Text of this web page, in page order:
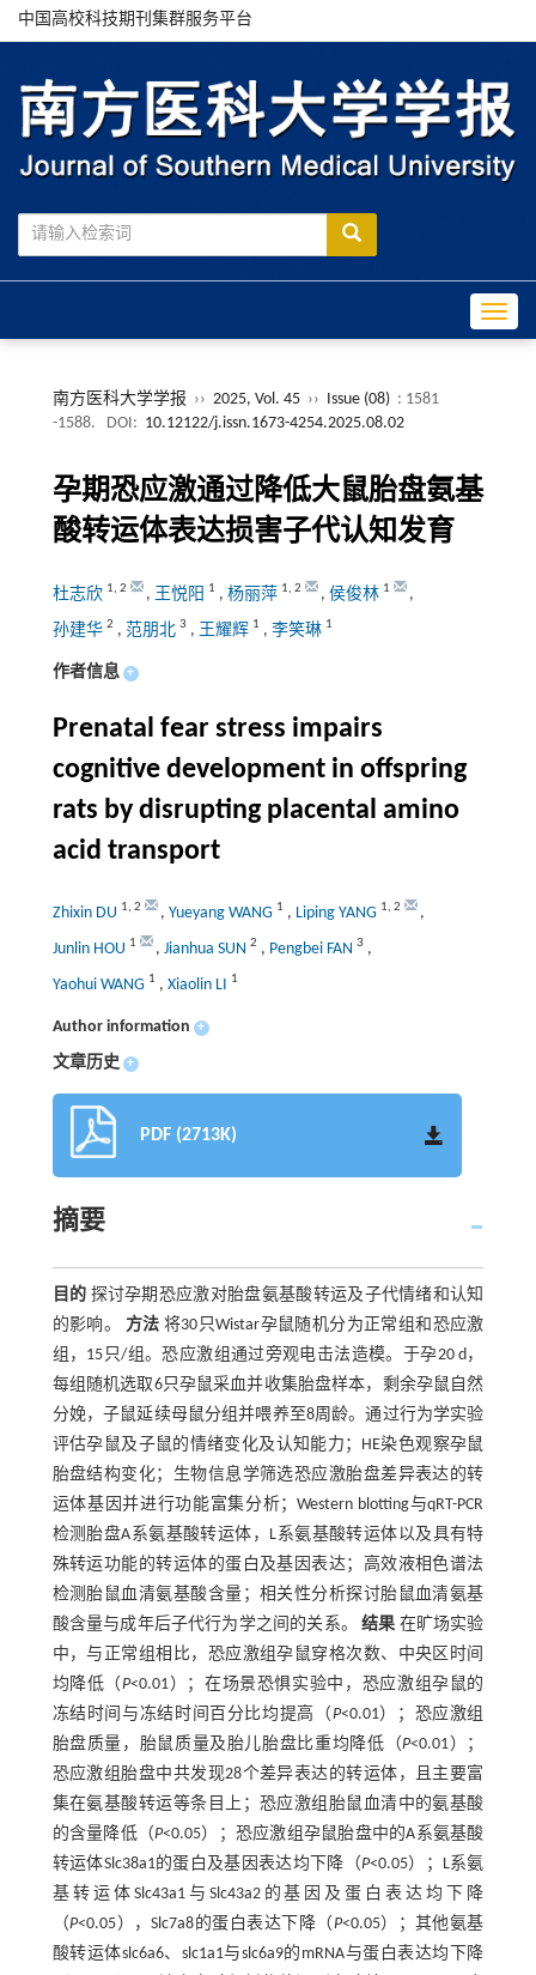
中国高校科技期刊集群服务平台
南方医科大学学报 ›› 2025, Vol. 45 ›› Issue (08) : 1581
-1588.
DOI: 10.12122/j.issn.1673-4254.2025.08.02
孕期恐应激通过降低大鼠胎盘氨基
酸转运体表达损害子代认知发育
杜志欣 1, 2 , 王悦阳 1 , 杨丽萍 1, 2 , 侯俊林 1
,
孙建华 2 , 范朋北 3 , 王耀辉 1 , 李笑琳 1
作者信息 +
Prenatal fear stress impairs
cognitive development in offspring
rats by disrupting placental amino
acid transport
Zhixin DU 1, 2 , Yueyang WANG 1 , Liping YANG 1, 2
,
Junlin HOU 1 , Jianhua SUN 2 , Pengbei FAN 3 ,
Yaohui WANG 1 , Xiaolin LI 1
Author information +
文章历史 +
PDF (2713K)
摘要
目的 探讨孕期恐应激对胎盘氨基酸转运及子代情绪和认知
的影响。 方法 将30只Wistar孕鼠随机分为正常组和恐应激
组，15只/组。恐应激组通过旁观电击法造模。于孕20 d，
每组随机选取6只孕鼠采血并收集胎盘样本，剩余孕鼠自然
分娩，子鼠延续母鼠分组并喂养至8周龄。通过行为学实验
评估孕鼠及子鼠的情绪变化及认知能力；HE染色观察孕鼠
胎盘结构变化；生物信息学筛选恐应激胎盘差异表达的转
运体基因并进行功能富集分析；Western blotting与qRT-PCR
检测胎盘A系氨基酸转运体，L系氨基酸转运体以及具有特
殊转运功能的转运体的蛋白及基因表达；高效液相色谱法
检测胎鼠血清氨基酸含量；相关性分析探讨胎鼠血清氨基
酸含量与成年后子代行为学之间的关系。结果 在旷场实验
中，与正常组相比，恐应激组孕鼠穿格次数、中央区时间
均降低（P<0.01）；在场景恐惧实验中，恐应激组孕鼠的
冻结时间与冻结时间百分比均提高（P<0.01）；恐应激组
胎盘质量，胎鼠质量及胎儿胎盘比重均降低（P<0.01）；
恐应激组胎盘中共发现28个差异表达的转运体，且主要富
集在氨基酸转运等条目上；恐应激组胎鼠血清中的氨基酸
的含量降低（P<0.05）；恐应激组孕鼠胎盘中的A系氨基酸
转运体Slc38a1的蛋白及基因表达均下降（P<0.05）；L系氨
基转运体Slc43a1与Slc43a2的基因及蛋白表达均下降
（P<0.05），Slc7a8的蛋白表达下降（P<0.05）；其他氨基
酸转运体slc6a6、slc1a1与slc6a9的mRNA与蛋白表达均下降